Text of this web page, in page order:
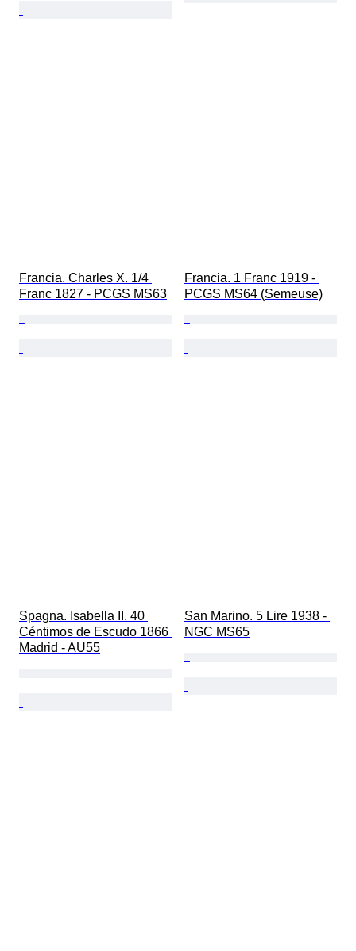
Francia. Charles X. 1/4
Franc 1827 - PCGS MS63
Francia. 1 Franc 1919 -
PCGS MS64 (Semeuse)
Spagna. Isabella II. 40
Céntimos de Escudo 1866
Madrid - AU55
San Marino. 5 Lire 1938 -
NGC MS65